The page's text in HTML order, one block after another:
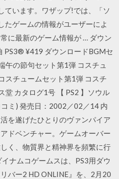
ています。ワザップ!では、「ソ
たゲームの情報がユーザーによ
に最新のゲーム情報が … ダウン
PS3® ¥419 ダウンロードBGMセ
午の節句セット第1弾 コスチュ
スチュームセット第1弾 コスチ
堂 カタログ1号 【 PS2 】ソウル
ミ) 発売日：2002／02／14 内
を遂げたひとりのヴァンパイア
ドベンチャー。ゲームオーバー
く、物質界と精神界を頻繁に行
ナムコゲームスは、PS3用ダウ
バー2 HD ONLINE』を、2月20